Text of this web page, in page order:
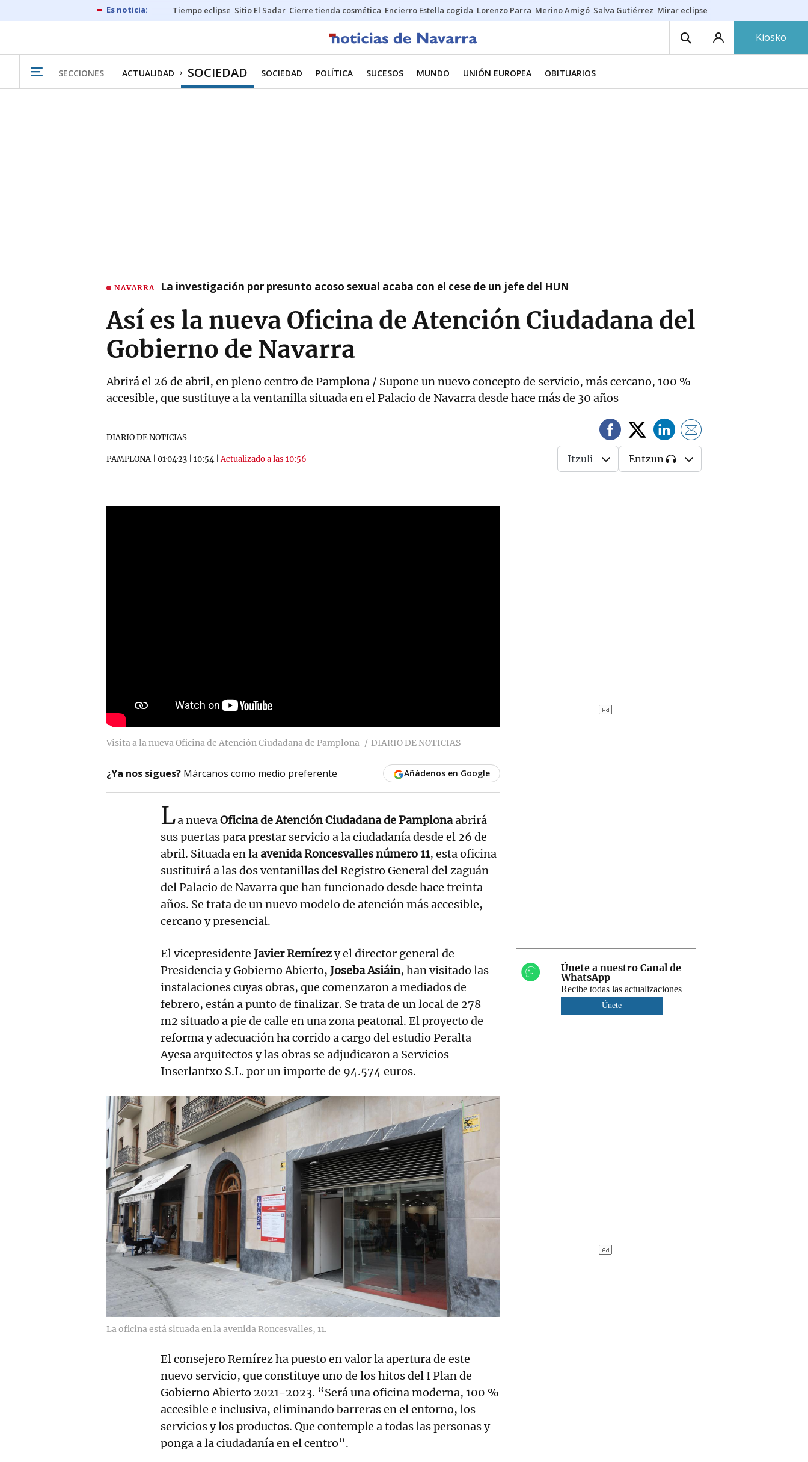
Tiempo eclipse Sitio El Sadar Cierre tienda cosmética Encierro Estella cogida Lorenzo Parra Merino Amigó Salva Gutiérrez Mirar eclipse
Kiosko
SECCIONES ACTUALIDAD SOCIEDAD SOCIEDAD POLÍTICA SUCESOS MUNDO UNIÓN EUROPEA OBITUARIOS
NAVARRA La investigación por presunto acoso sexual acaba con el cese de un jefe del HUN
Así es la nueva Oficina de Atención Ciudadana del
Gobierno de Navarra
Abrirá el 26 de abril, en pleno centro de Pamplona / Supone un nuevo concepto de servicio, más cercano, 100 %
accesible, que sustituye a la ventanilla situada en el Palacio de Navarra desde hace más de 30 años
DIARIO DE NOTICIAS
PAMPLONA| 01·04·23 10:54 |Actualizado a las 10:56 Itzuli Entzun
Visita a la nueva Oficina de Atención Ciudadana de Pamplona DIARIO DE NOTICIAS
¿Ya nos sigues? Márcanos como medio preferente Añádenos en Google
La nuevaOficina de Atención Ciudadana de Pamplonaabrirá
sus puertas para prestar servicio a la ciudadanía desde el 26 de
abril. Situada en laavenida Roncesvalles número 11, esta oficina
sustituirá a las dos ventanillas del Registro General del zaguán
del Palacio de Navarra que han funcionado desde hace treinta
años. Se trata de un nuevo modelo de atención más accesible,
cercano y presencial.
El vicepresidente Javier Remírezy el director general de
Presidencia y Gobierno Abierto, Joseba Asiáin, han visitado las
instalaciones cuyas obras, que comenzaron a mediados de
febrero, están a punto de finalizar. Se trata de un local de 278
m2 situado a pie de calle en una zona peatonal. El proyecto de
reforma y adecuación ha corrido a cargo del estudio Peralta
Ayesa arquitectos y las obras se adjudicaron a Servicios
Inserlantxo S.L. por un importe de 94.574 euros.
La oficina está situada en la avenida Roncesvalles, 11.
El consejero Remírez ha puesto en valor la apertura de este
nuevo servicio, que constituye uno de los hitos del I Plan de
Gobierno Abierto 2021-2023. “Será una oficina moderna, 100 %
accesible e inclusiva, eliminando barreras en el entorno, los
servicios y los productos. Que contemple a todas las personas y
ponga a la ciudadanía en el centro”.
Únete a nuestro Canal de
WhatsApp
Recibe todas las actualizaciones
Únete